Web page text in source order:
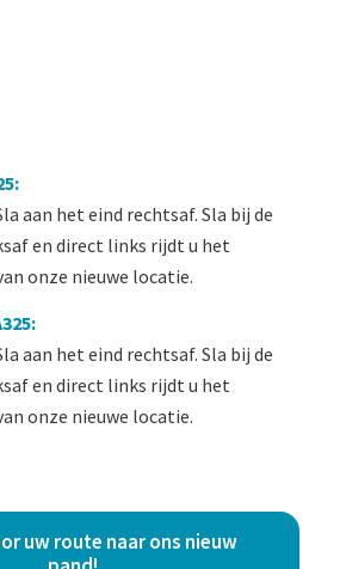
aan het eind rechtsaf. Sla bij de
en direct links rijdt u het
onze nieuwe locatie.
aan het eind rechtsaf. Sla bij de
en direct links rijdt u het
onze nieuwe locatie.
uw route naar ons nieuw